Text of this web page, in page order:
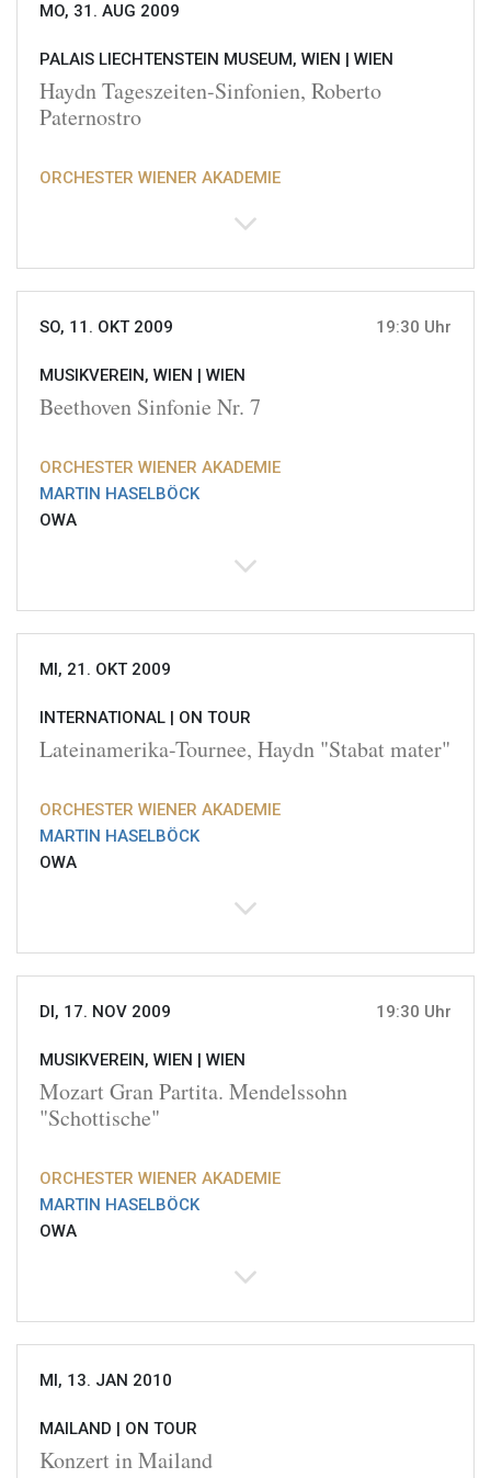
MO, 31. AUG 2009
PALAIS LIECHTENSTEIN MUSEUM, WIEN | WIEN
Haydn Tageszeiten-Sinfonien, Roberto
Paternostro
ORCHESTER WIENER AKADEMIE
SO, 11. OKT 2009 19:30 Uhr
MUSIKVEREIN, WIEN | WIEN
Beethoven Sinfonie Nr. 7
ORCHESTER WIENER AKADEMIE
MARTIN HASELBÖCK
OWA
MI, 21. OKT 2009
INTERNATIONAL | ON TOUR
Lateinamerika-Tournee, Haydn "Stabat mater"
ORCHESTER WIENER AKADEMIE
MARTIN HASELBÖCK
OWA
DI, 17. NOV 2009 19:30 Uhr
MUSIKVEREIN, WIEN | WIEN
Mozart Gran Partita. Mendelssohn
"Schottische"
ORCHESTER WIENER AKADEMIE
MARTIN HASELBÖCK
OWA
MI, 13. JAN 2010
MAILAND | ON TOUR
Konzert in Mailand